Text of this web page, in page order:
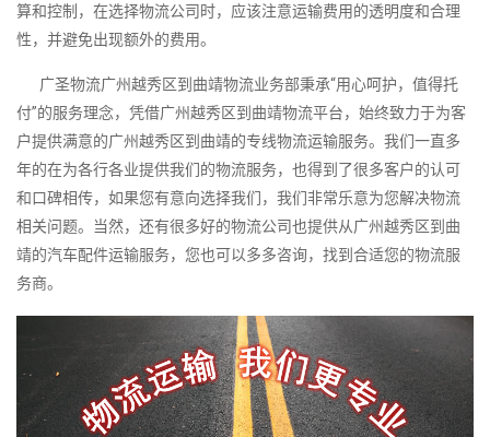
算和控制，在选择物流公司时，应该注意运输费用的透明度和合理
性，并避免出现额外的费用。
广圣物流广州越秀区到曲靖物流业务部秉承“用心呵护，值得托
付”的服务理念，凭借广州越秀区到曲靖物流平台，始终致力于为客
户提供满意的广州越秀区到曲靖的专线物流运输服务。我们一直多
年的在为各行各业提供我们的物流服务，也得到了很多客户的认可
和口碑相传，如果您有意向选择我们，我们非常乐意为您解决物流
相关问题。当然，还有很多好的物流公司也提供从广州越秀区到曲
靖的汽车配件运输服务，您也可以多多咨询，找到合适您的物流服
务商。